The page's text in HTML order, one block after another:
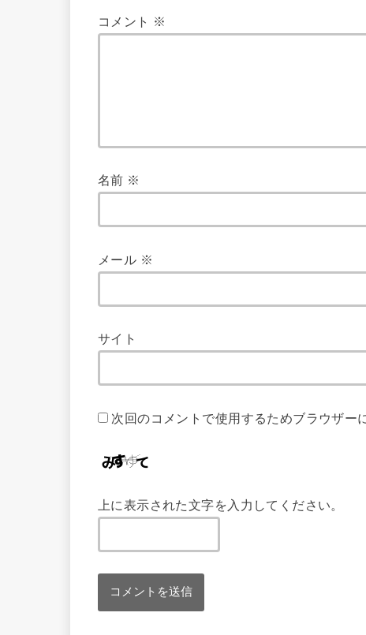
コメント ※
名前 ※
メール ※
サイト
次回のコメントで使用するためブラウザー
上に表示された文字を入力してください。